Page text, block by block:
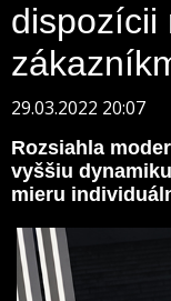
dispozícii
29.03.2022 20:07
Rozsiahla
vyššiu
mieru